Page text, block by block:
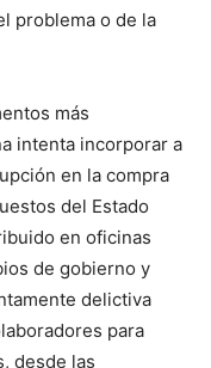
problema o de la
más
intenta incorporar a
en la compra
del Estado
en oficinas
de gobierno y
delictiva
para
desde las